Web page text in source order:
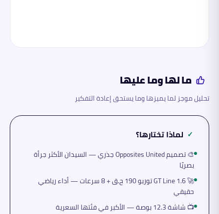
ما لها وما عليها
تحليل موجز لما يميزها وما يستحق إعادة التفكير
✓ لماذا تختارها؟
🎨 تصميم Opposites United جذري — السيدان الأكثر جرأة
بصريًا
🚀 GT Line 1.6 توربو 190 ح.ق + 8 سرعات — أداء رياضي
حقيقي
📺 شاشة 12.3 بوصة — الأكبر في فئتها السعرية